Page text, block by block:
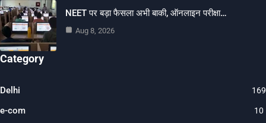
NEET पर बड़ा फैसला अभी बाकी, ऑनलाइन परीक्षा…
Aug 8, 2026
Category
Delhi
e-com 10